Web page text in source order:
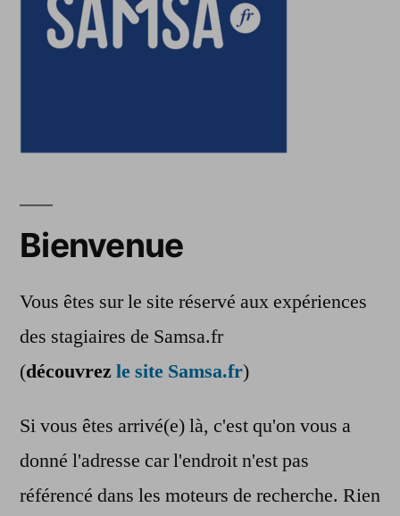
Bienvenue
Vous êtes sur le site réservé aux expériences
des stagiaires de Samsa.fr
(découvrezle site Samsa.fr)
Si vous êtes arrivé(e) là, c'est qu'on vous a
donné l'adresse car l'endroit n'est pas
référencé dans les moteurs de recherche. Rien